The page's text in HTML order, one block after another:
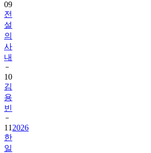
09
전
설
의
사
내
10
김
용
빈
11 2026
한
일